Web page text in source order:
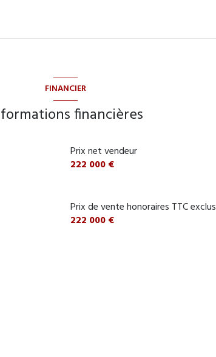
FINANCIER
financières
Prix net vendeur
222 000 €
Prix de vente honoraires TTC exclus
222 000 €